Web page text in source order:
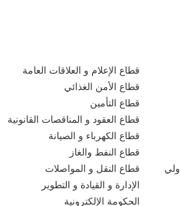
قطاع الإعلام و العلاقات العامة
قطاع الأمن الغذائي
قطاع التأمين
قطاع العقود و المناقصات القانونية
قطاع الكهرباء و الصيانة
قطاع النفط والغاز
قطاع النقل و المواصلات
الإدارة و القيادة و التطوير
الحكومة الإلكترونية